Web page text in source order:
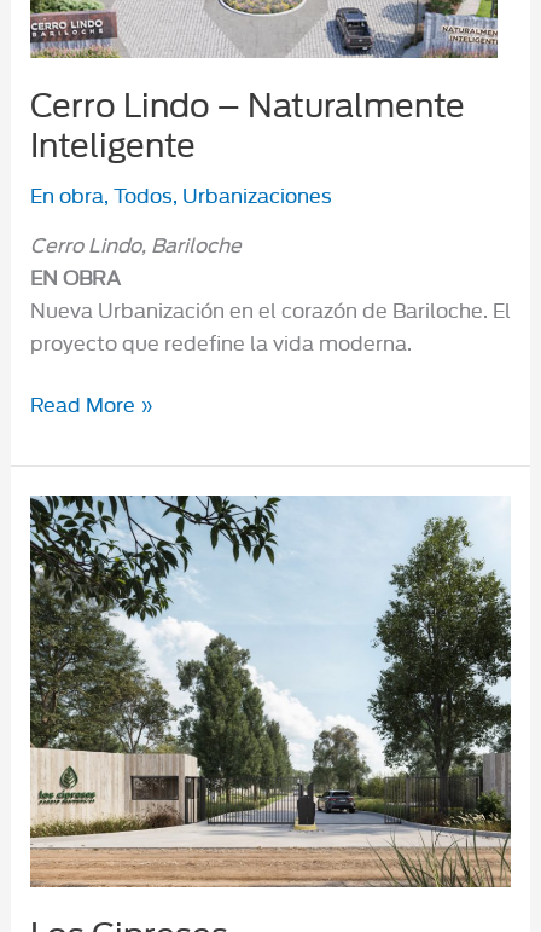
Cerro Lindo – Naturalmente
Inteligente
En obra, Todos, Urbanizaciones
Cerro Lindo, Bariloche
EN OBRA
Nueva Urbanización en el corazón de Bariloche. El
proyecto que redefine la vida moderna.
Cerro
–
Naturalmente
Inteligente
Read More »